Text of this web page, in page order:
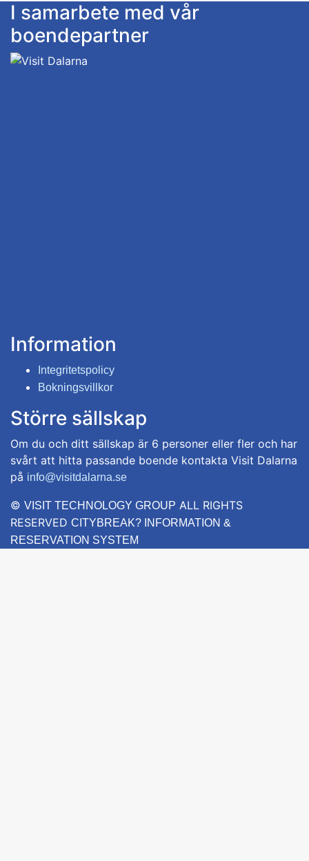
I samarbete med vår
boendepartner
Information
Integritetspolicy
Bokningsvillkor
Större sällskap
Om du och ditt sällskap är 6 personer eller fler och har
svårt att hitta passande boende kontakta Visit Dalarna
på info@visitdalarna.se
© VISIT TECHNOLOGY GROUP ALL RIGHTS
RESERVED CITYBREAK? INFORMATION &
RESERVATION SYSTEM